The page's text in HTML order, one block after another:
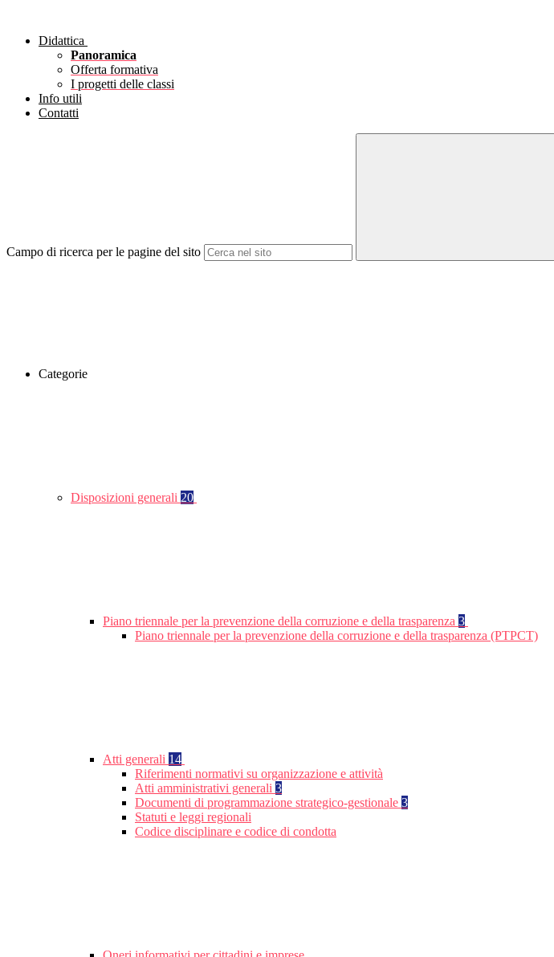
Didattica
Panoramica
Offerta formativa
I progetti delle classi
Info utili
Contatti
Campo di ricerca per le pagine del sito
Categorie
Disposizioni generali 20
Piano triennale per la prevenzione della corruzione e della trasparenza 3
Piano triennale per la prevenzione della corruzione e della trasparenza (PTPCT)
Atti generali 14
Riferimenti normativi su organizzazione e attività
Atti amministrativi generali 3
Documenti di programmazione strategico-gestionale 3
Statuti e leggi regionali
Codice disciplinare e codice di condotta